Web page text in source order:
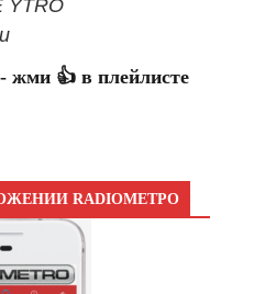
YTRO
жми 👍 в плейлисте
RADIOМЕТРО